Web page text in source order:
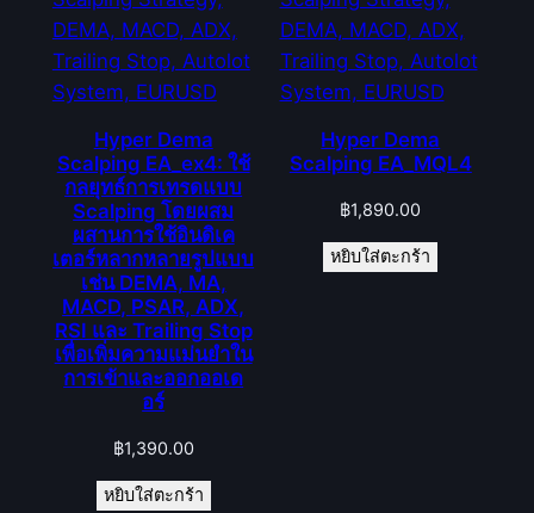
Hyper Dema
Scalping EA_ex4: ใช้
กลยุทธ์การเทรดแบบ
Scalping โดยผสม
ผสานการใช้อินดิเค
เตอร์หลากหลายรูปแบบ
เช่น DEMA, MA,
MACD, PSAR, ADX,
RSI และ Trailing Stop
เพื่อเพิ่มความแม่นยำใน
การเข้าและออกออเด
อร์
฿1,390.00
หยิบใส่ตะกร้า
Hyper Dema
Scalping EA_MQL4
฿1,890.00
หยิบใส่ตะกร้า